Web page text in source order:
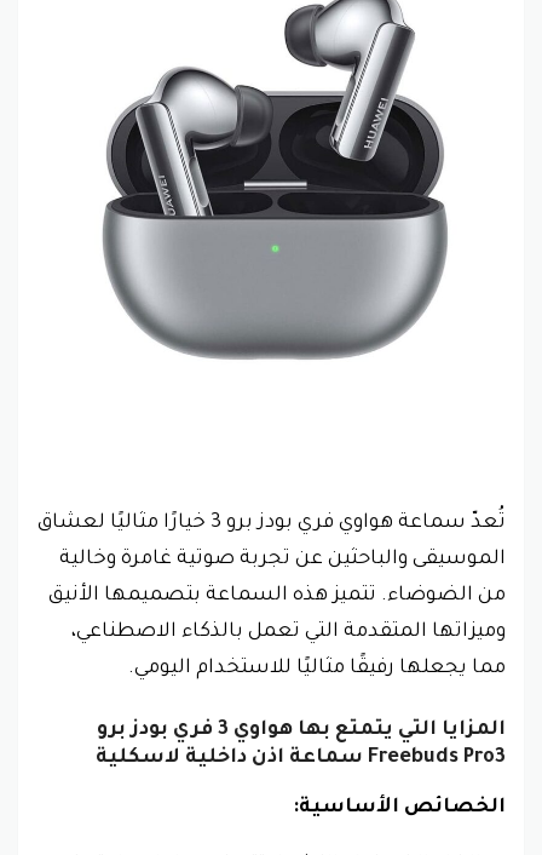
تُعدّ سماعة هواوي فري بودز برو 3 خيارًا مثاليًا لعشاق
الموسيقى والباحثين عن تجربة صوتية غامرة وخالية
من الضوضاء. تتميز هذه السماعة بتصميمها الأنيق
وميزاتها المتقدمة التي تعمل بالذكاء الاصطناعي،
مما يجعلها رفيقًا مثاليًا للاستخدام اليومي.
المزايا التي يتمتع بها هواوي 3 فري بودز برو
Freebuds Pro3 سماعة اذن داخلية لاسكلية
الخصائص الأساسية: